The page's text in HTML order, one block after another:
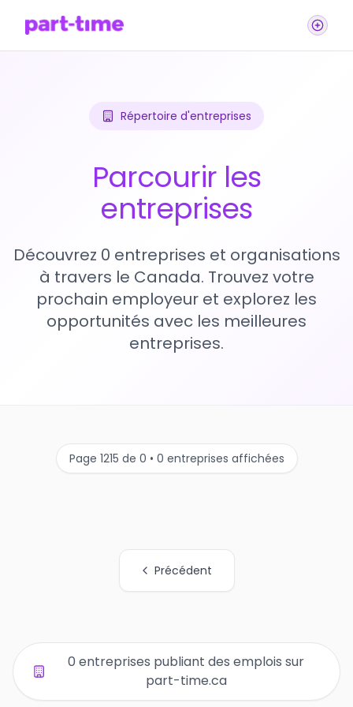
Répertoire d'entreprises
Parcourir les
entreprises
Découvrez 0 entreprises et organisations
à travers le Canada. Trouvez votre
prochain employeur et explorez les
opportunités avec les meilleures
entreprises.
Page 1215 de 0 • 0 entreprises affichées
Précédent
0 entreprises publiant des emplois sur
part-time.ca